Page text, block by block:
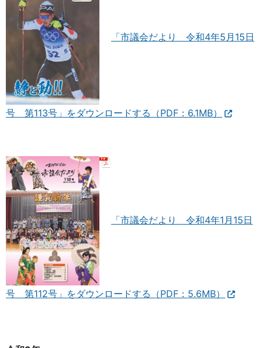
「市議会だより 令和4年5月15日
号 第113号」をダウンロードする（PDF：6.1MB）
「市議会だより 令和4年1月15日
号 第112号」をダウンロードする（PDF：5.6MB）